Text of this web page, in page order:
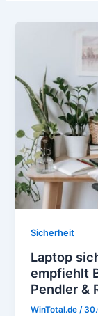
Sicherheit
Laptop
empfiehlt
Pendler &
WinTotal.de/